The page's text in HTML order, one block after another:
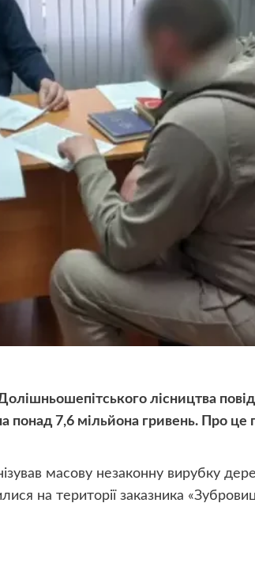
лісництва
понад 7,6 мільйона гривень. Про
масову незаконну вирубку
на території заказника